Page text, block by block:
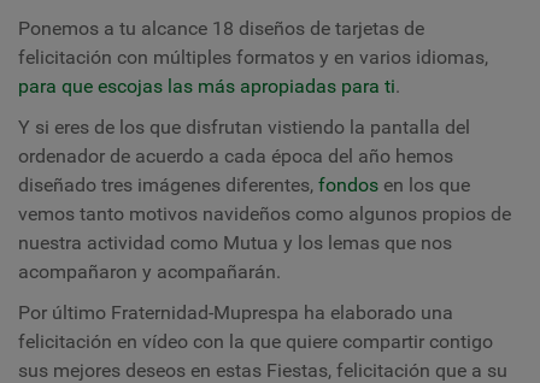
Ponemos a tu alcance 18 diseños de tarjetas de
felicitación con múltiples formatos y en varios idiomas,
para que escojas las más apropiadas para ti.
Y si eres de los que disfrutan vistiendo la pantalla del
ordenador de acuerdo a cada época del año hemos
diseñado tres imágenes diferentes, fondos en los que
vemos tanto motivos navideños como algunos propios de
nuestra actividad como Mutua y los lemas que nos
acompañaron y acompañarán.
Por último Fraternidad-Muprespa ha elaborado una
felicitación en vídeo con la que quiere compartir contigo
sus mejores deseos en estas Fiestas, felicitación que a su